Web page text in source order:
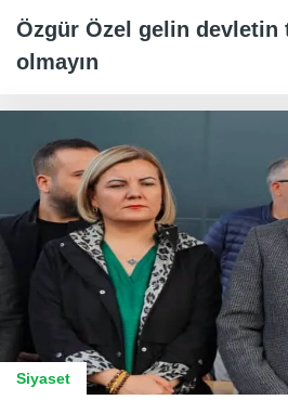
Özgür Özel gelin devletin
olmayın
Siyaset